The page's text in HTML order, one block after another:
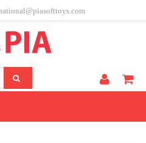
Klantenfeedback
BE/NL